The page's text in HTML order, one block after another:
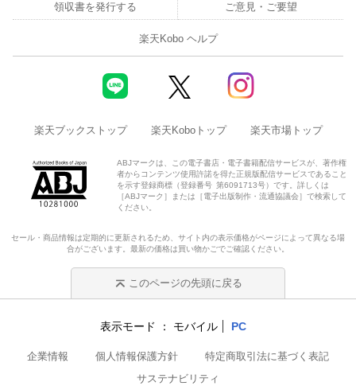
領収書を発行する ご意見・ご要望
楽天Kobo ヘルプ
楽天ブックストップ 楽天Koboトップ 楽天市場トップ
ABJマークは、この電子書店・電子書籍配信サービスが、著作権
者からコンテンツ使用許諾を得た正規版配信サービスであること
を示す登録商標（登録番号 第6091713号）です。詳しくは
［ABJマーク］または［電子出版制作・流通協議会］で検索して
ください。
セール・商品情報は定期的に更新されるため、サイト内の表示価格がページによって異なる場
合がございます。最新の価格は買い物かごでご確認ください。
このページの先頭に戻る
表示モード モバイル PC
企業情報 個人情報保護方針
特定商取引法に基づく表記
サステナビリティ